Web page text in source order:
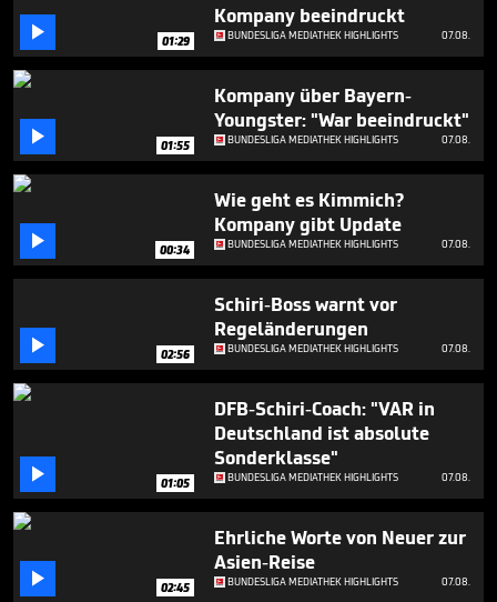
2
minutes,
14 01:29
Kompany beeindruckt
BUNDESLIGA MEDIATHEK HIGHLIGHTS 07.08.
 01:55
Kompany über Bayern-
Youngster: "War beeindruckt"
BUNDESLIGA MEDIATHEK HIGHLIGHTS 07.08.
 00:34
Wie geht es Kimmich?
Kompany gibt Update
BUNDESLIGA MEDIATHEK HIGHLIGHTS 07.08.
 02:56
Schiri-Boss warnt vor
Regeländerungen
BUNDESLIGA MEDIATHEK HIGHLIGHTS 07.08.
 01:05
DFB-Schiri-Coach: "VAR in
Deutschland ist absolute
Sonderklasse"
BUNDESLIGA MEDIATHEK HIGHLIGHTS 07.08.
 02:45
Ehrliche Worte von Neuer zur
Asien-Reise
BUNDESLIGA MEDIATHEK HIGHLIGHTS 07.08.